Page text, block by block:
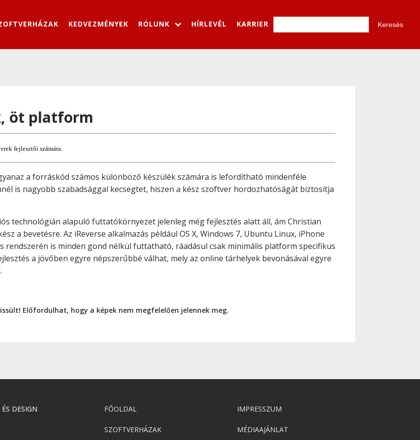
KEDVEZMÉNYEK RÓLUNK HÍRLEVÉL KARRIER
öt platform
fejlesztői számára.
a forráskód számos különböző készülék számára is lefordítható mindenféle
is nagyobb szabadsággal kecsegtet, hiszen a kész szoftver hordozhatóságát biztosítja
technológián alapuló futtatókörnyezet jelenleg még fejlesztés alatt áll, ám Christian
a bevetésre. Az iReverse alkalmazás például OS X, Windows 7, Ubuntu Linux, iPhone
rendszerén is minden gond nélkül futtatható, ráadásul csak minimális platform specifikus
a jövőben egyre népszerűbbé válhat, mely az online tárhelyek bevonásával egyre
Előfordulhat, hogy a képek nem megfelelően jelennek meg.
DESIGN FŐOLDAL
SZOFTVERHÁZAK
IMPRESSZUM
MÉDIAAJÁNLAT